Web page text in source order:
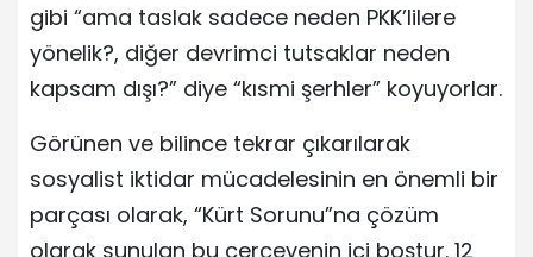
gibi “ama taslak sadece neden PKK’lilere
yönelik?, diğer devrimci tutsaklar neden
kapsam dışı?” diye “kısmi şerhler” koyuyorlar.
Görünen ve bilince tekrar çıkarılarak
sosyalist iktidar mücadelesinin en önemli bir
parçası olarak, “Kürt Sorunu”na çözüm
olarak sunulan bu çerçevenin içi boştur. 12